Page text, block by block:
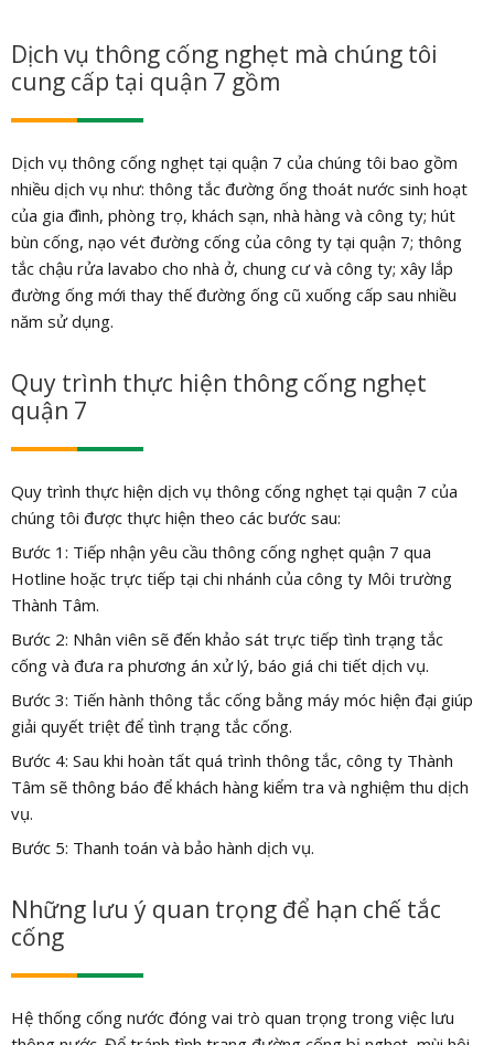
Dịch vụ thông cống nghẹt mà chúng tôi
cung cấp tại quận 7 gồm
Dịch vụ thông cống nghẹt tại quận 7 của chúng tôi bao gồm
nhiều dịch vụ như: thông tắc đường ống thoát nước sinh hoạt
của gia đình, phòng trọ, khách sạn, nhà hàng và công ty; hút
bùn cống, nạo vét đường cống của công ty tại quận 7; thông
tắc chậu rửa lavabo cho nhà ở, chung cư và công ty; xây lắp
đường ống mới thay thế đường ống cũ xuống cấp sau nhiều
năm sử dụng.
Quy trình thực hiện thông cống nghẹt
quận 7
Quy trình thực hiện dịch vụ thông cống nghẹt tại quận 7 của
chúng tôi được thực hiện theo các bước sau:
Bước 1: Tiếp nhận yêu cầu thông cống nghẹt quận 7 qua
Hotline hoặc trực tiếp tại chi nhánh của công ty Môi trường
Thành Tâm.
Bước 2: Nhân viên sẽ đến khảo sát trực tiếp tình trạng tắc
cống và đưa ra phương án xử lý, báo giá chi tiết dịch vụ.
Bước 3: Tiến hành thông tắc cống bằng máy móc hiện đại giúp
giải quyết triệt để tình trạng tắc cống.
Bước 4: Sau khi hoàn tất quá trình thông tắc, công ty Thành
Tâm sẽ thông báo để khách hàng kiểm tra và nghiệm thu dịch
vụ.
Bước 5: Thanh toán và bảo hành dịch vụ.
Những lưu ý quan trọng để hạn chế tắc
cống
Hệ thống cống nước đóng vai trò quan trọng trong việc lưu